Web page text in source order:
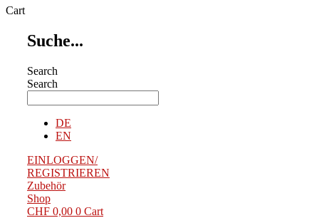
Cart
Suche...
Search
Search
DE
EN
EINLOGGEN/
REGISTRIEREN
Zubehör
Shop
CHF 0,00 0 Cart